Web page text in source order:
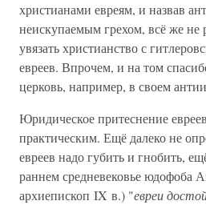
христианами евреям, и назвав
неискупаемым грехом, всё же не
увязать христианство с
евреев. Впрочем, и на том
церковь, например, в своем
Юридическое притеснение
практическим. Ещё далеко не
евреев надо губить и гнобить,
раннем средневековье юдофоба
архиепископ IX в.) "евреи